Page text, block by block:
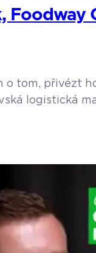
Foodway
o tom, přivézt
logistická
o tom ví Jan
tohoto